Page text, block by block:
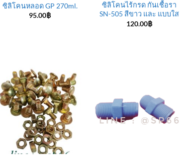
ซิลิโคนหลอด GP 270ml.
95.00฿
ซิลิโคนไร้กรด กันเชื้อรา
SN-505 สีขาว และ แบบใส
120.00฿